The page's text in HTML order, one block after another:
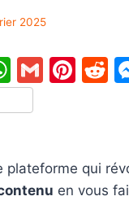
2025
W
h
at
A
G
Pi
st
R
t
plateforme qui
en vous